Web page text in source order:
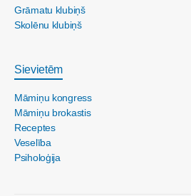
Grāmatu klubiņš
Skolēnu klubiņš
Sievietēm
Māmiņu kongress
Māmiņu brokastis
Receptes
Veselība
Psiholoģija